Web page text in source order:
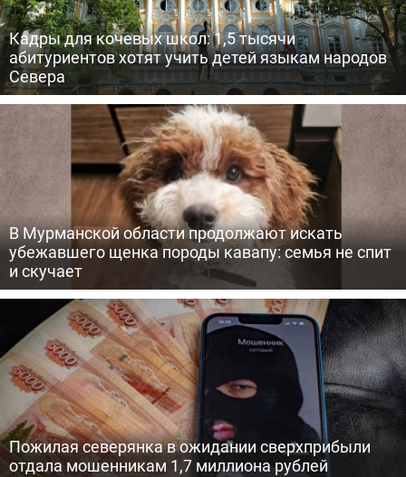
Кадры для кочевых школ: 1,5 тысячи
абитуриентов хотят учить детей языкам народов
Севера
В Мурманской области продолжают искать
убежавшего щенка породы кавапу: семья не спит
и скучает
Пожилая северянка в ожидании сверхприбыли
отдала мошенникам 1,7 миллиона рублей